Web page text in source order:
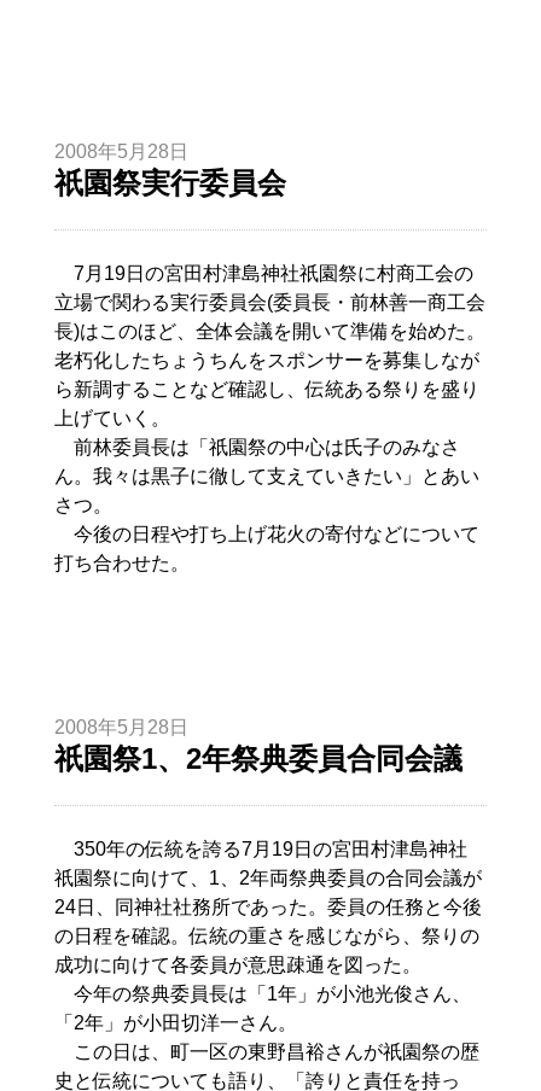
2008年5月28日
祇園祭実行委員会
7月19日の宮田村津島神社祇園祭に村商工会の
立場で関わる実行委員会(委員長・前林善一商工会
長)はこのほど、全体会議を開いて準備を始めた。
老朽化したちょうちんをスポンサーを募集しなが
ら新調することなど確認し、伝統ある祭りを盛り
上げていく。
前林委員長は「祇園祭の中心は氏子のみなさ
ん。我々は黒子に徹して支えていきたい」とあい
さつ。
今後の日程や打ち上げ花火の寄付などについて
打ち合わせた。
2008年5月28日
祇園祭1、2年祭典委員合同会議
350年の伝統を誇る7月19日の宮田村津島神社
祇園祭に向けて、1、2年両祭典委員の合同会議が
24日、同神社社務所であった。委員の任務と今後
の日程を確認。伝統の重さを感じながら、祭りの
成功に向けて各委員が意思疎通を図った。
今年の祭典委員長は「1年」が小池光俊さん、
「2年」が小田切洋一さん。
この日は、町一区の東野昌裕さんが祇園祭の歴
史と伝統についても語り、「誇りと責任を持っ